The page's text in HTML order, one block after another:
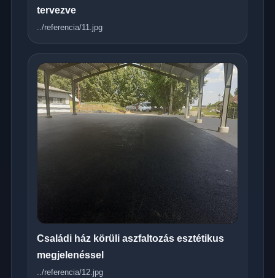
tervezve
../referencia/11.jpg
Családi ház körüli aszfaltozás esztétikus
megjelenéssel
../referencia/12.jpg